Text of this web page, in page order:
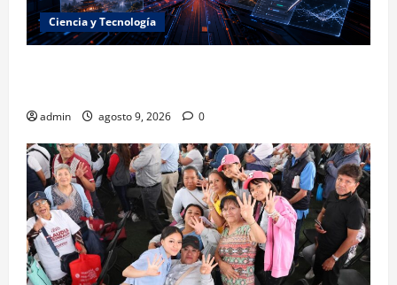
Ciencia y Tecnología
admin agosto 9, 2026 0